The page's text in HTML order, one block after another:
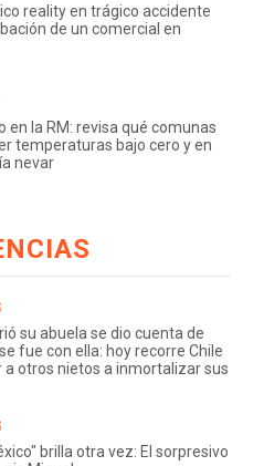
reality en trágico accidente
de un comercial en
en la RM: revisa qué comunas
temperaturas bajo cero y en
nevar
su abuela se dio cuenta de
fue con ella: hoy recorre Chile
a otros nietos a inmortalizar sus
brilla otra vez: El sorpresivo